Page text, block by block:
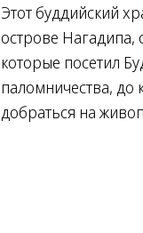
Этот буддийский
острове Нагадипа,
которые посетил
паломничества, до
добраться на